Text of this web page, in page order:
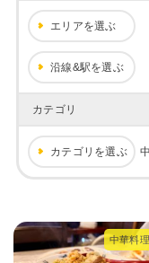
エリアを選ぶ
沿線&駅を選ぶ
カテゴリ
カテゴリを選ぶ
中華料理